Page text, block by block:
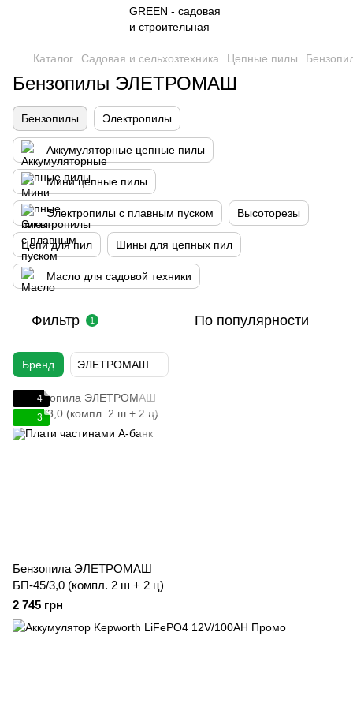
Каталог Садовая и сельхозтехника Цепные пилы
Бензопилы ЭЛЕТРОМАШ
Бензопилы Электропилы
Аккумуляторные цепные пилы
Мини цепные пилы
Электропилы с плавным пуском Высоторезы
Цепи для пил Шины для цепных пил
Масло для садовой техники
Фильтр 1 По популярности
Бренд ЭЛЕТРОМАШ
4
3
Бензопила ЭЛЕТРОМАШ
БП-45/3,0 (компл. 2 ш + 2 ц)
2 745 грн